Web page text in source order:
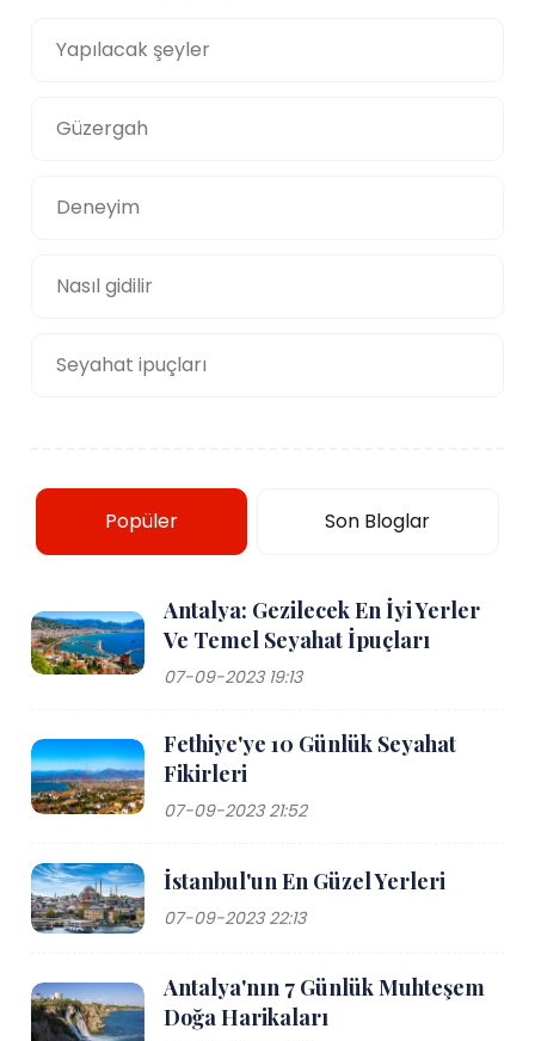
Yapılacak şeyler
Güzergah
Deneyim
Nasıl gidilir
Seyahat ipuçları
Popüler Son Bloglar
Antalya: Gezilecek En İyi Yerler
Ve Temel Seyahat İpuçları
07-09-2023 19:13
Fethiye'ye 10 Günlük Seyahat
Fikirleri
07-09-2023 21:52
İstanbul'un En Güzel Yerleri
07-09-2023 22:13
Antalya'nın 7 Günlük Muhteşem
Doğa Harikaları